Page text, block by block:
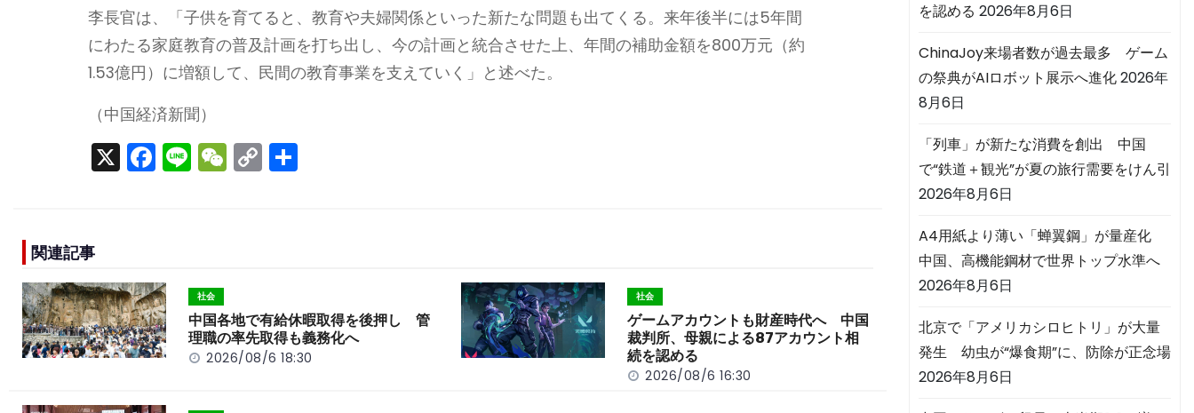
李長官は、「子供を育てると、教育や夫婦関係といった新たな問題も出てくる。来年後半には5年間
にわたる家庭教育の普及計画を打ち出し、今の計画と統合させた上、年間の補助金額を800万元（約
1.53億円）に増額して、民間の教育事業を支えていく」と述べた。
（中国経済新聞）
X F
a
o
o
k
Li
n
W
e
C
o
k
関連記事
社会
中国各地で有給休暇取得を後押し 管
理職の率先取得も義務化へ
2026/08/6 18:30
社会
ゲームアカウントも財産時代へ 中国
裁判所、母親による87アカウント相
続を認める
2026/08/6 16:30
を認める 2026年8月6日
ChinaJoy来場者数が過去最多 ゲーム
の祭典がAIロボット展示へ進化2026年
8月6日
「列車」が新たな消費を創出 中国
で“鉄道＋観光”が夏の旅行需要をけん引
2026年8月6日
A4用紙より薄い「蝉翼鋼」が量産化
中国、高機能鋼材で世界トップ水準へ
2026年8月6日
北京で「アメリカシロヒトリ」が大量
発生 幼虫が“爆食期”に、防除が正念場
2026年8月6日